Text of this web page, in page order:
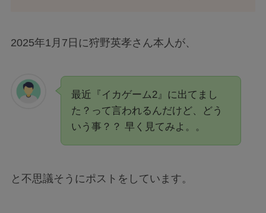
2025年1月7日に狩野英孝さん本人が、
最近『イカゲーム2』に出てまし
た？って言われるんだけど、どう
いう事？？ 早く見てみよ。。
と不思議そうにポストをしています。